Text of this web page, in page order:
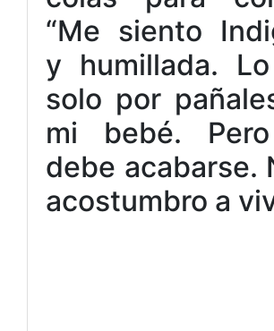
“Me siento
y humillada.
solo por
mi bebé.
debe acabarse.
acostumbro a